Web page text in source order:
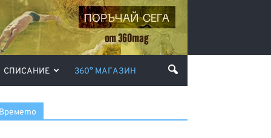
СПИСАНИЕ 360° МАГАЗИН